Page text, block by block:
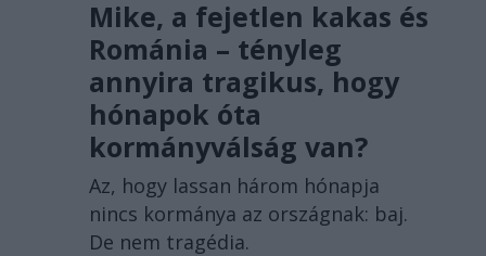
Mike, a fejetlen kakas és
Románia – tényleg
annyira tragikus, hogy
hónapok óta
kormányválság van?
Az, hogy lassan három hónapja
nincs kormánya az országnak: baj.
De nem tragédia.